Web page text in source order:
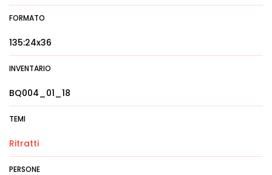
FORMATO
135:24x36
INVENTARIO
BQ004_01_18
TEMI
Ritratti
PERSONE